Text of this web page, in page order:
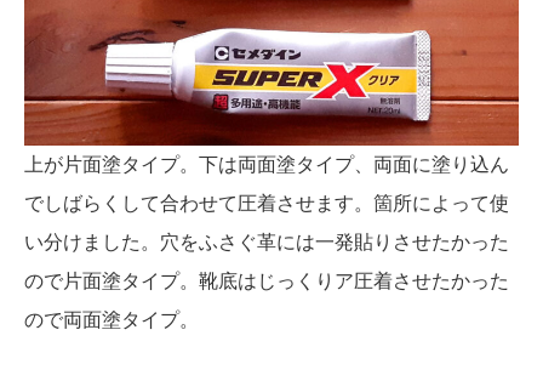
上が片面塗タイプ。下は両面塗タイプ、両面に塗り込ん
でしばらくして合わせて圧着させます。箇所によって使
い分けました。穴をふさぐ革には一発貼りさせたかった
ので片面塗タイプ。靴底はじっくりア圧着させたかった
ので両面塗タイプ。